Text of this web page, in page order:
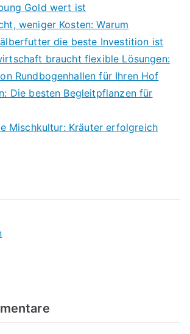
Gold wert ist
weniger Kosten: Warum
die beste Investition ist
braucht flexible Lösungen:
Rundbogenhallen für Ihren Hof
Die besten Begleitpflanzen für
Mischkultur: Kräuter erfolgreich